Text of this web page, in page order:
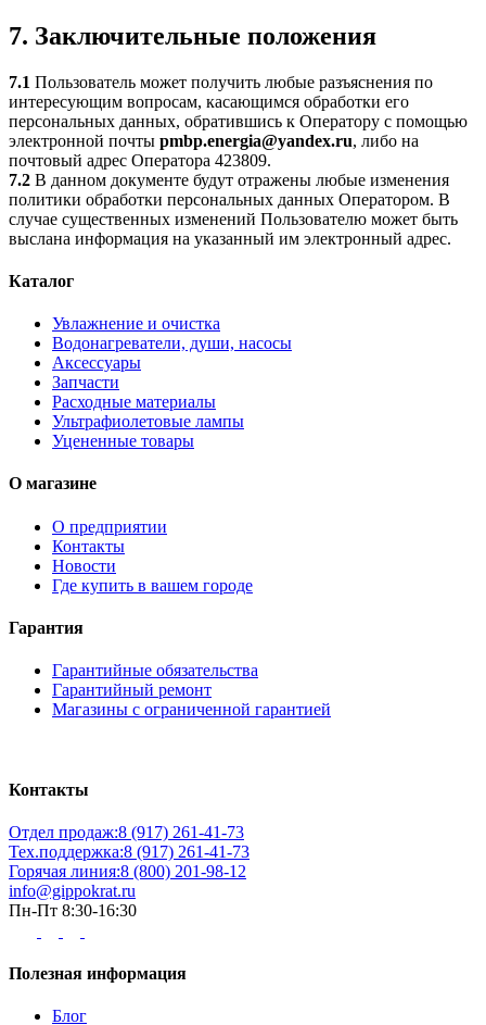
7. Заключительные положения
7.1 Пользователь может получить любые разъяснения по
интересующим вопросам, касающимся обработки его
персональных данных, обратившись к Оператору с помощью
электронной почты pmbp.energia@yandex.ru, либо на
почтовый адрес Оператора 423809.
7.2 В данном документе будут отражены любые изменения
политики обработки персональных данных Оператором. В
случае существенных изменений Пользователю может быть
выслана информация на указанный им электронный адрес.
Каталог
Увлажнение и очистка
Водонагреватели, души, насосы
Аксессуары
Запчасти
Расходные материалы
Ультрафиолетовые лампы
Уцененные товары
О магазине
О предприятии
Контакты
Новости
Где купить в вашем городе
Гарантия
Гарантийные обязательства
Гарантийный ремонт
Магазины с ограниченной гарантией
Контакты
Отдел продаж:8 (917) 261-41-73
Тех.поддержка:8 (917) 261-41-73
Горячая линия:8 (800) 201-98-12
info@gippokrat.ru
Пн-Пт 8:30-16:30
Полезная информация
Блог